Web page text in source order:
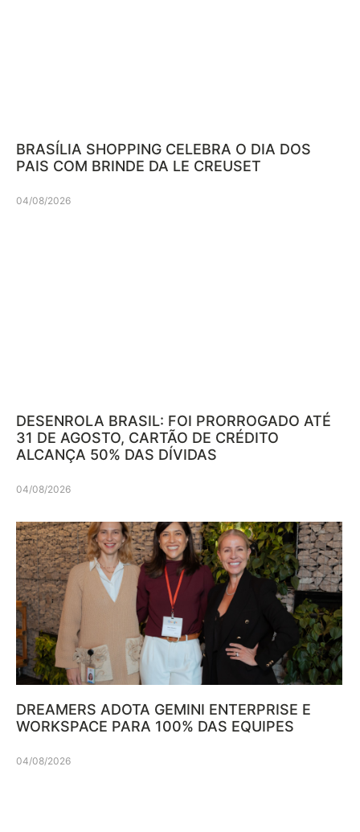
BRASÍLIA SHOPPING CELEBRA O DIA DOS
PAIS COM BRINDE DA LE CREUSET
04/08/2026
DESENROLA BRASIL: FOI PRORROGADO ATÉ
31 DE AGOSTO, CARTÃO DE CRÉDITO
ALCANÇA 50% DAS DÍVIDAS
04/08/2026
DREAMERS ADOTA GEMINI ENTERPRISE E
WORKSPACE PARA 100% DAS EQUIPES
04/08/2026